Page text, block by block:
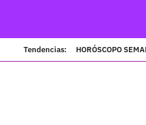
Tendencias: HORÓSCOPO